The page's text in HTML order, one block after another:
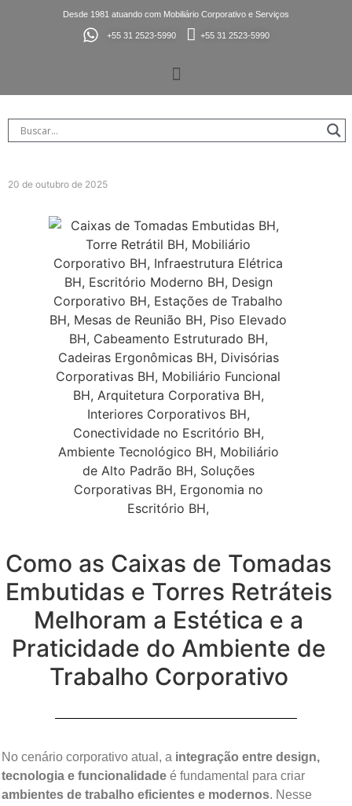
Desde 1981 atuando com Mobiliário Corporativo e Serviços
+55 31 2523-5990 +55 31 2523-5990
20 de outubro de 2025
Como as Caixas de Tomadas
Embutidas e Torres Retráteis
Melhoram a Estética e a
Praticidade do Ambiente de
Trabalho Corporativo
No cenário corporativo atual, a integração entre design,
tecnologia e funcionalidade é fundamental para criar
ambientes de trabalho eficientes e modernos. Nesse